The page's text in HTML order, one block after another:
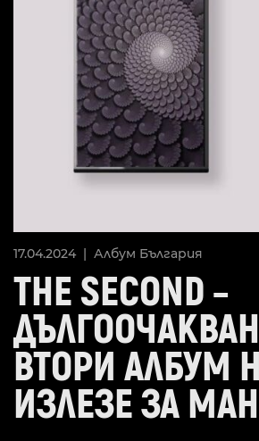
17.04.2024 | Албум България
THE SECOND –
ВТОРИ АЛБУМ
ИЗЛЕЗЕ ЗА